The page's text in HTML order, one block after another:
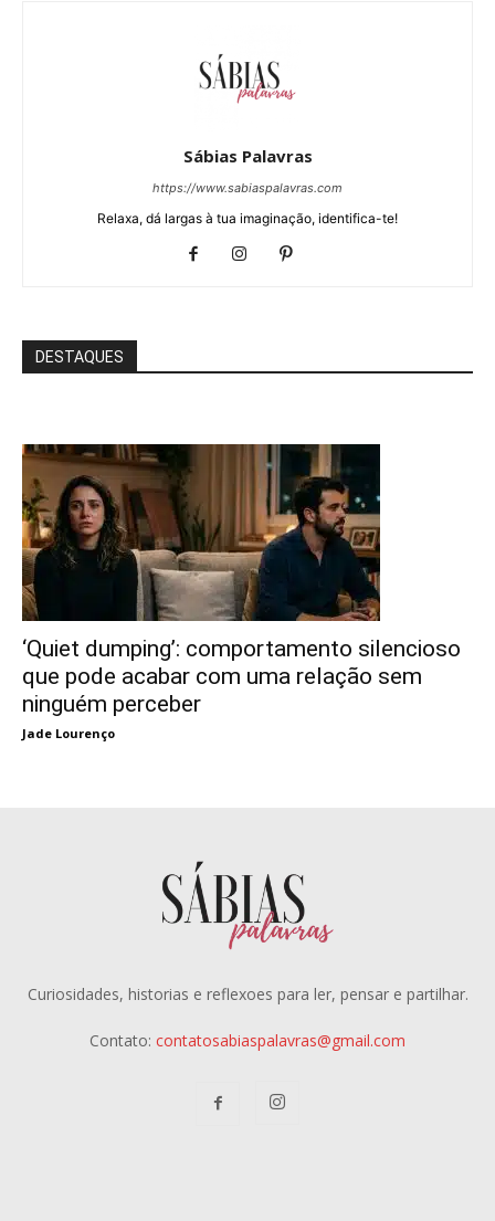
Sábias Palavras
https://www.sabiaspalavras.com
Relaxa, dá largas à tua imaginação, identifica-te!
DESTAQUES
‘Quiet dumping’: comportamento silencioso
que pode acabar com uma relação sem
ninguém perceber
Jade Lourenço
Curiosidades, historias e reflexoes para ler, pensar e partilhar.
Contato: contatosabiaspalavras@gmail.com